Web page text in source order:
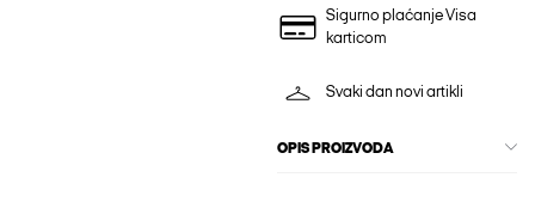
Sigurno plaćanje Visa
karticom
Svaki dan novi artikli
OPIS PROIZVODA